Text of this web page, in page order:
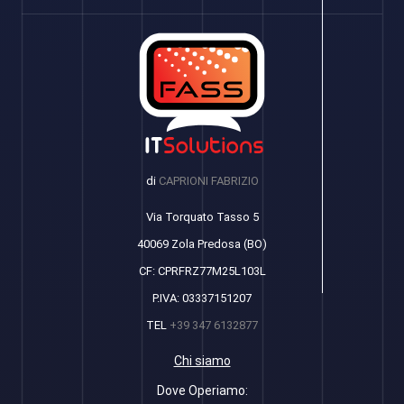
di CAPRIONI FABRIZIO
Via Torquato Tasso 5
40069 Zola Predosa (BO)
CF: CPRFRZ77M25L103L
P.IVA: 03337151207
TEL +39 347 6132877
Chi siamo
Dove Operiamo: